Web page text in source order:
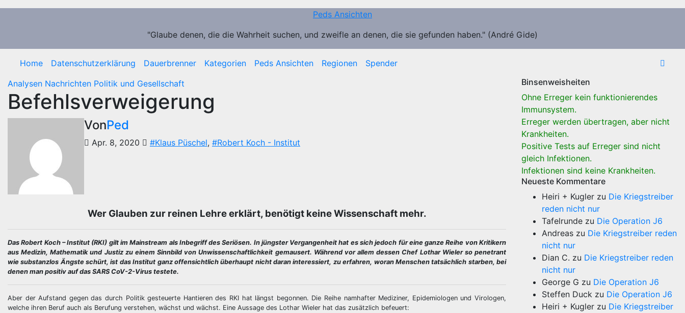
Zum
Peds Ansichten
"Glaube denen, die die Wahrheit suchen, und zweifle an denen, die sie gefunden haben." (André Gide)
Home Datenschutzerklärung Dauerbrenner Kategorien Peds Ansichten Regionen
Spender
Analysen Nachrichten Politik und Gesellschaft
Befehlsverweigerung
VonPed
Apr. 8, 2020 #Klaus Püschel, #Robert Koch - Institut
Wer Glauben zur reinen Lehre erklärt, benötigt keine Wissenschaft mehr.
Das Robert Koch – Institut (RKI) gilt im Mainstream als Inbegriff des Seriösen. In jüngster Vergangenheit hat es sich jedoch für eine ganze Reihe von Kritikern
aus Medizin, Mathematik und Justiz zu einem Sinnbild von Unwissenschaftlichkeit gemausert. Während vor allem dessen Chef Lothar Wieler so penetrant
wie substanzlos Ängste schürt, ist das Institut ganz offensichtlich überhaupt nicht daran interessiert, zu erfahren, woran Menschen tatsächlich starben, bei
denen man positiv auf das SARS CoV-2-Virus testete.
Aber der Aufstand gegen das durch Politik gesteuerte Hantieren des RKI hat längst begonnen. Die Reihe namhafter Mediziner, Epidemiologen und Virologen,
welche ihren Beruf auch als Berufung verstehen, wächst und wächst. Eine Aussage des Lothar Wieler hat das zusätzlich befeuert:
Binsenweisheiten
Ohne Erreger kein funktionierendes
Immunsystem.
Erreger werden übertragen, aber nicht
Krankheiten.
Positive Tests auf Erreger sind nicht
gleich Infektionen.
Infektionen sind keine Krankheiten.
Neueste Kommentare
Heiri + Kugler zu Die Kriegstreiber
reden nicht nur
Tafelrunde zu Die Operation J6
Andreas zu Die Kriegstreiber reden
nicht nur
Dian C. zu Die Kriegstreiber reden
nicht nur
George G zu Die Operation J6
Steffen Duck zu Die Operation J6
Heiri + Kugler zu Die Kriegstreiber